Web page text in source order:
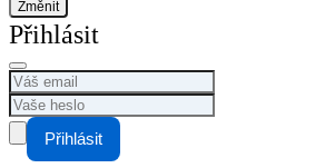
Změnit
Přihlásit
Přihlásit